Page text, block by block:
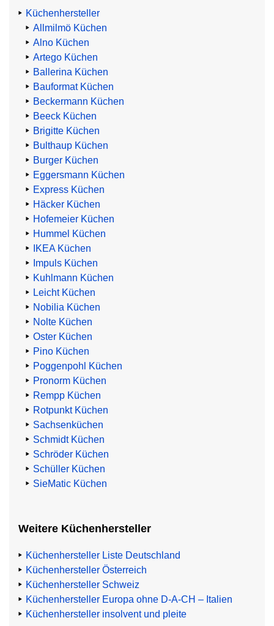
Küchenhersteller
Allmilmö Küchen
Alno Küchen
Artego Küchen
Ballerina Küchen
Bauformat Küchen
Beckermann Küchen
Beeck Küchen
Brigitte Küchen
Bulthaup Küchen
Burger Küchen
Eggersmann Küchen
Express Küchen
Häcker Küchen
Hofemeier Küchen
Hummel Küchen
IKEA Küchen
Impuls Küchen
Kuhlmann Küchen
Leicht Küchen
Nobilia Küchen
Nolte Küchen
Oster Küchen
Pino Küchen
Poggenpohl Küchen
Pronorm Küchen
Rempp Küchen
Rotpunkt Küchen
Sachsenküchen
Schmidt Küchen
Schröder Küchen
Schüller Küchen
SieMatic Küchen
Weitere Küchenhersteller
Küchenhersteller Liste Deutschland
Küchenhersteller Österreich
Küchenhersteller Schweiz
Küchenhersteller Europa ohne D-A-CH – Italien
Küchenhersteller insolvent und pleite